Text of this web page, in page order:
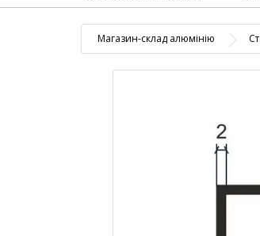
Магазин-склад алюмінію